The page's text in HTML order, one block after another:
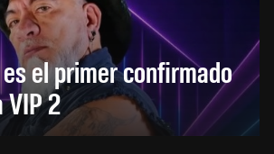
el primer confirmado
VIP 2